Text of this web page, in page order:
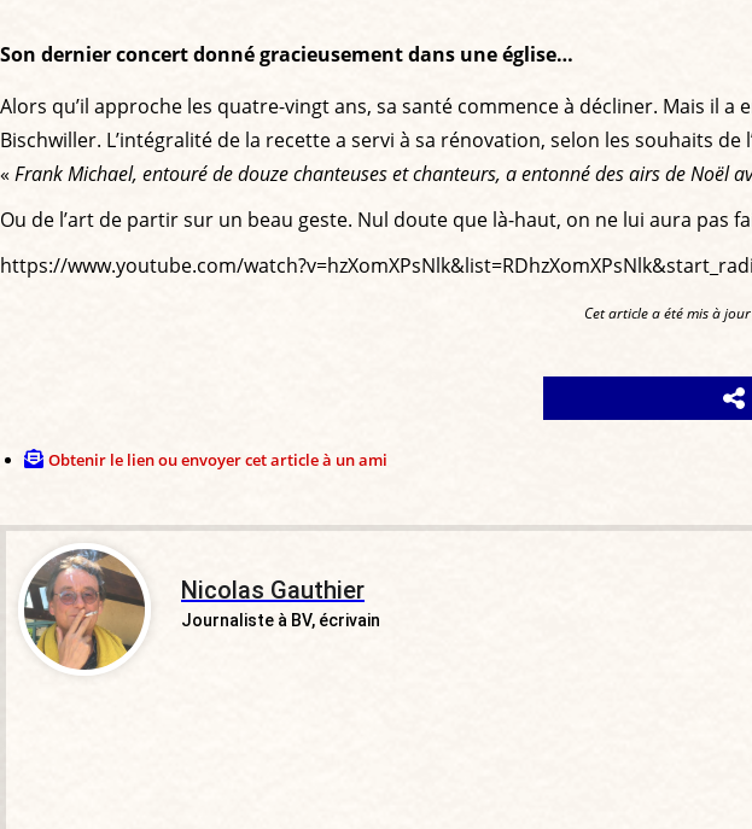
Son dernier concert donné gracieusement dans une église…
Alors qu’il approche les quatre-vingt ans, sa santé commence à décliner. Mais il
Bischwiller. L’intégralité de la recette a servi à sa rénovation, selon les souhaits
«Frank Michael, entouré de douze chanteuses et chanteurs, a entonné des airs de
Ou de l’art de partir sur un beau geste. Nul doute que là-haut, on ne lui aura pas
https://www.youtube.com/
Cet article a été mis à
Obtenir le lien ou envoyer cet article à un ami
Nicolas Gauthier
Journaliste à BV, écrivain